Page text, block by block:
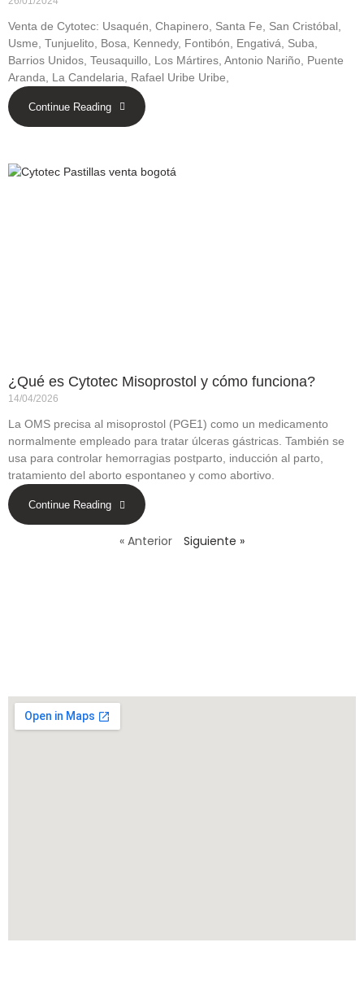
Venta de Cytotec: Usaquén, Chapinero, Santa Fe, San Cristóbal,
Usme, Tunjuelito, Bosa, Kennedy, Fontibón, Engativá, Suba,
Barrios Unidos, Teusaquillo, Los Mártires, Antonio Nariño, Puente
Aranda, La Candelaria, Rafael Uribe Uribe,
Continue Reading
¿Qué es Cytotec Misoprostol y cómo funciona?
14/04/2026
La OMS precisa al misoprostol (PGE1) como un medicamento
normalmente empleado para tratar úlceras gástricas. También se
usa para controlar hemorragias postparto, inducción al parto,
tratamiento del aborto espontaneo y como abortivo.
Continue Reading
« Anterior Siguiente »